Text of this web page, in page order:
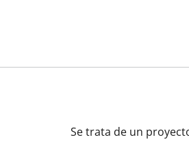
Se trata de un